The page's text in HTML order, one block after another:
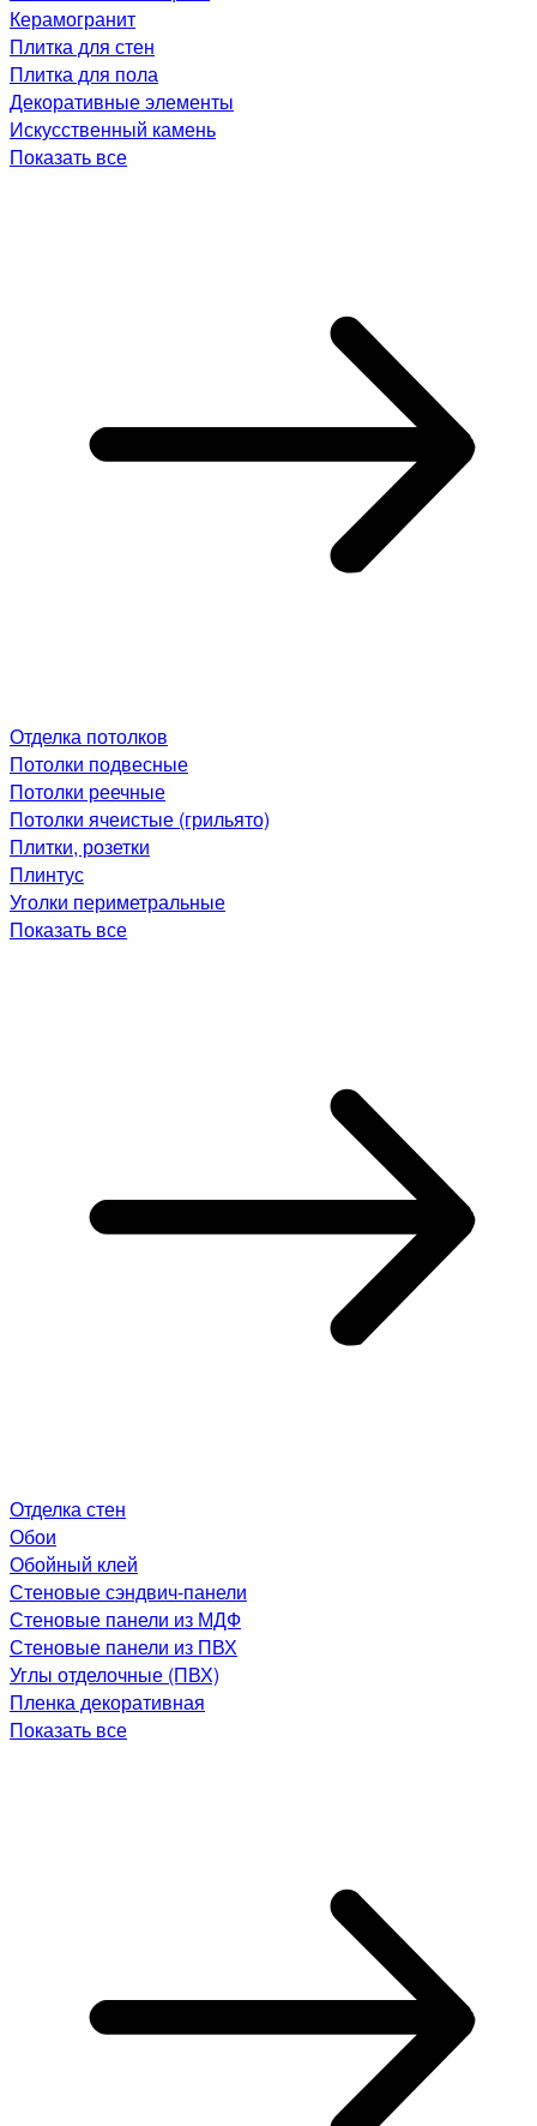
Керамогранит
Плитка для стен
Плитка для пола
Декоративные элементы
Искусственный камень
Показать все
Отделка потолков
Потолки подвесные
Потолки реечные
Потолки ячеистые (грильято)
Плитки, розетки
Плинтус
Уголки периметральные
Показать все
Отделка стен
Обои
Обойный клей
Стеновые сэндвич-панели
Стеновые панели из МДФ
Стеновые панели из ПВХ
Углы отделочные (ПВХ)
Пленка декоративная
Показать все